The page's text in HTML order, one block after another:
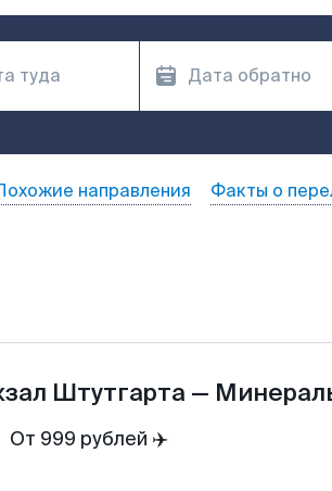
направления Факты о
Штутгарта —
От 999 рублей ✈️